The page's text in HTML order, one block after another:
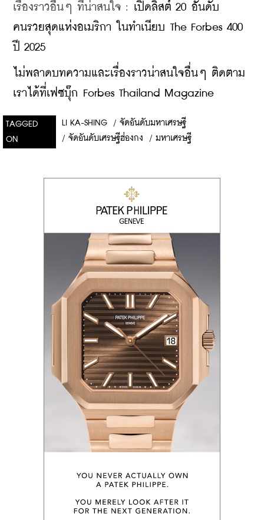
เรื่องราวอื่นๆ ที่น่าสนใจ : เปิดลิสต์ 20 อันดับ
คนรวยสุดแห่งอเมริกา ในทำเนียบ The Forbes 400
ปี 2025
ไม่พลาดบทความและเรื่องราวน่าสนใจอื่นๆ ติดตาม
เราได้ที่เฟซบุ๊ก Forbes Thailand Magazine
TAGGED
ON
LI KA-SHING / จัดอันดับมหาเศรษฐี
/ จัดอันดับเศรษฐีฮ่องกง / มหาเศรษฐี